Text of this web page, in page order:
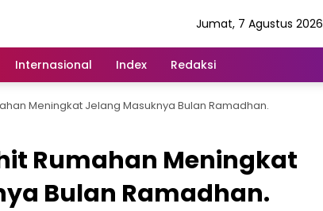
Jumat, 7 Agustus 2026
Internasional Index Redaksi
Meningkat Jelang Masuknya Bulan Ramadhan.
Rumahan Meningkat
Bulan Ramadhan.